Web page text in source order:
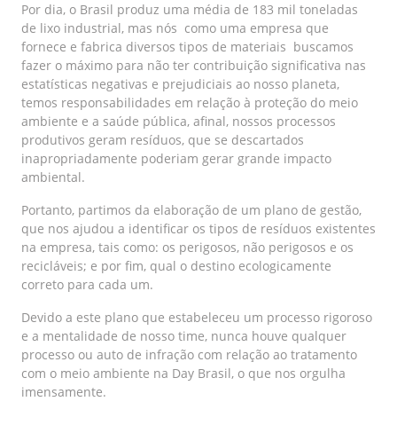
Por dia, o Brasil produz uma média de 183 mil toneladas
de lixo industrial, mas nós como uma empresa que
fornece e fabrica diversos tipos de materiais buscamos
fazer o máximo para não ter contribuição significativa nas
estatísticas negativas e prejudiciais ao nosso planeta,
temos responsabilidades em relação à proteção do meio
ambiente e a saúde pública, afinal, nossos processos
produtivos geram resíduos, que se descartados
inapropriadamente poderiam gerar grande impacto
ambiental.
Portanto, partimos da elaboração de um plano de gestão,
que nos ajudou a identificar os tipos de resíduos existentes
na empresa, tais como: os perigosos, não perigosos e os
recicláveis; e por fim, qual o destino ecologicamente
correto para cada um.
Devido a este plano que estabeleceu um processo rigoroso
e a mentalidade de nosso time, nunca houve qualquer
processo ou auto de infração com relação ao tratamento
com o meio ambiente na Day Brasil, o que nos orgulha
imensamente.